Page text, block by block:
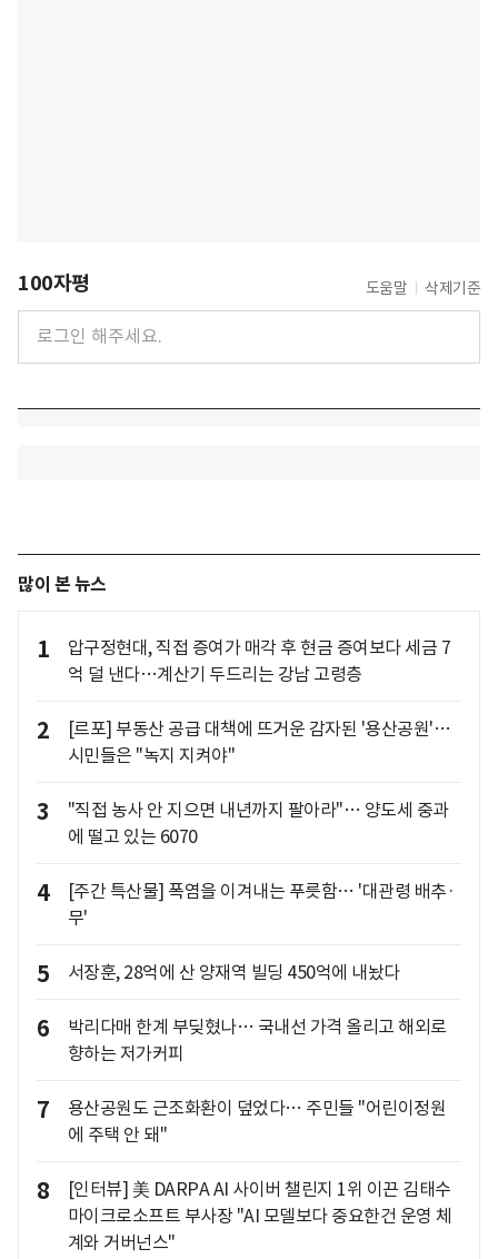
100자평 도움말 삭제기준
많이 본 뉴스
1
압구정현대, 직접 증여가 매각 후 현금 증여보다 세금 7
억 덜 낸다…계산기 두드리는 강남 고령층
2
[르포] 부동산 공급 대책에 뜨거운 감자된 '용산공원'…
시민들은 "녹지 지켜야"
3
"직접 농사 안 지으면 내년까지 팔아라"… 양도세 중과
에 떨고 있는 6070
4
[주간 특산물] 폭염을 이겨내는 푸릇함… '대관령 배추·
무'
5 서장훈, 28억에 산 양재역 빌딩 450억에 내놨다
6
박리다매 한계 부딪혔나… 국내선 가격 올리고 해외로
향하는 저가커피
7
용산공원도 근조화환이 덮었다… 주민들 "어린이정원
에 주택 안 돼"
8
[인터뷰] 美 DARPA AI 사이버 챌린지 1위 이끈 김태수
마이크로소프트 부사장 "AI 모델보다 중요한건 운영 체
계와 거버넌스"